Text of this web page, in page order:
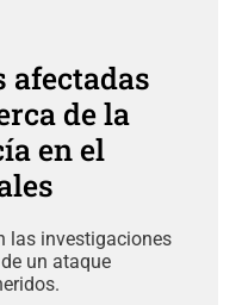
de la
en el
las investigaciones
un ataque